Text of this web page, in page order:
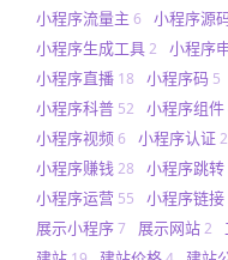
小程序流量主 6 小程序源
小程序生成工具2 小程序
小程序直播 18 小程序码 5
小程序科普 52 小程序组件
小程序视频6 小程序认证2
小程序赚钱28 小程序跳转
小程序运营 55 小程序链接
展示小程序7 展示网站2